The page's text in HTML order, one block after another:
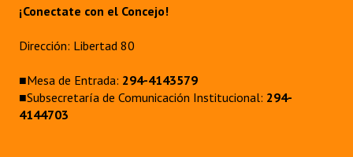
¡Conectate con el Concejo!
Dirección: Libertad 80
■Mesa de Entrada: 294-4143579
■Subsecretaría de Comunicación Institucional: 294-
4144703